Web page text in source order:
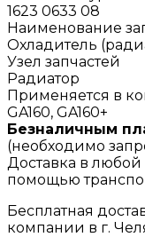
1623 0633 08
Наименование
Охладитель
Узел запчастей
Радиатор
Применяется в
GA160, GA160+
Безналичным
(необходимо
Доставка в
помощью
Бесплатная
компании в г.